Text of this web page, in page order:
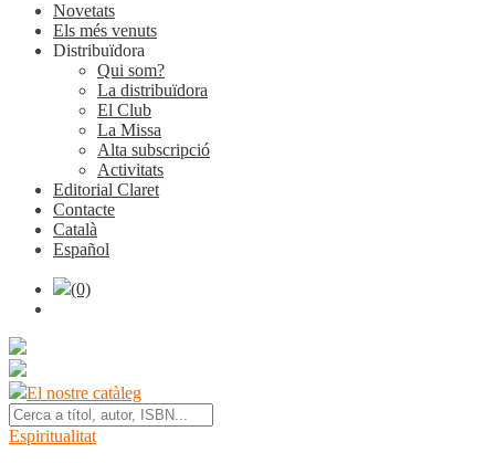
Novetats
Els més venuts
Distribuïdora
Qui som?
La distribuïdora
El Club
La Missa
Alta subscripció
Activitats
Editorial Claret
Contacte
Català
Español
(0)
El nostre catàleg
Espiritualitat